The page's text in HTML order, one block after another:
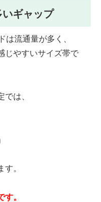
ギャップ
は流通量が多く、
じやすいサイズ帯で
は、
。
。